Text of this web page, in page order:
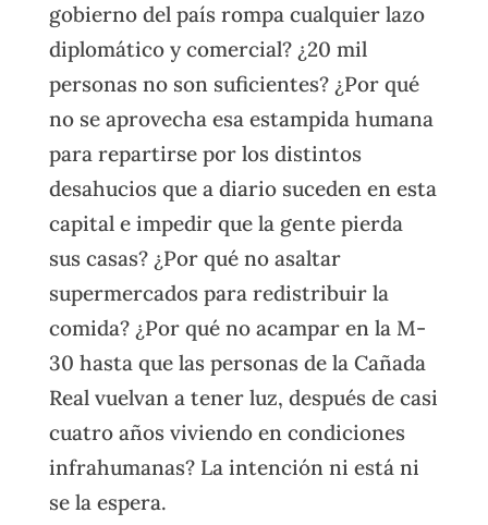
gobierno del país rompa cualquier lazo
diplomático y comercial? ¿20 mil
personas no son suficientes? ¿Por qué
no se aprovecha esa estampida humana
para repartirse por los distintos
desahucios que a diario suceden en esta
capital e impedir que la gente pierda
sus casas? ¿Por qué no asaltar
supermercados para redistribuir la
comida? ¿Por qué no acampar en la M-
30 hasta que las personas de la Cañada
Real vuelvan a tener luz, después de casi
cuatro años viviendo en condiciones
infrahumanas? La intención ni está ni
se la espera.